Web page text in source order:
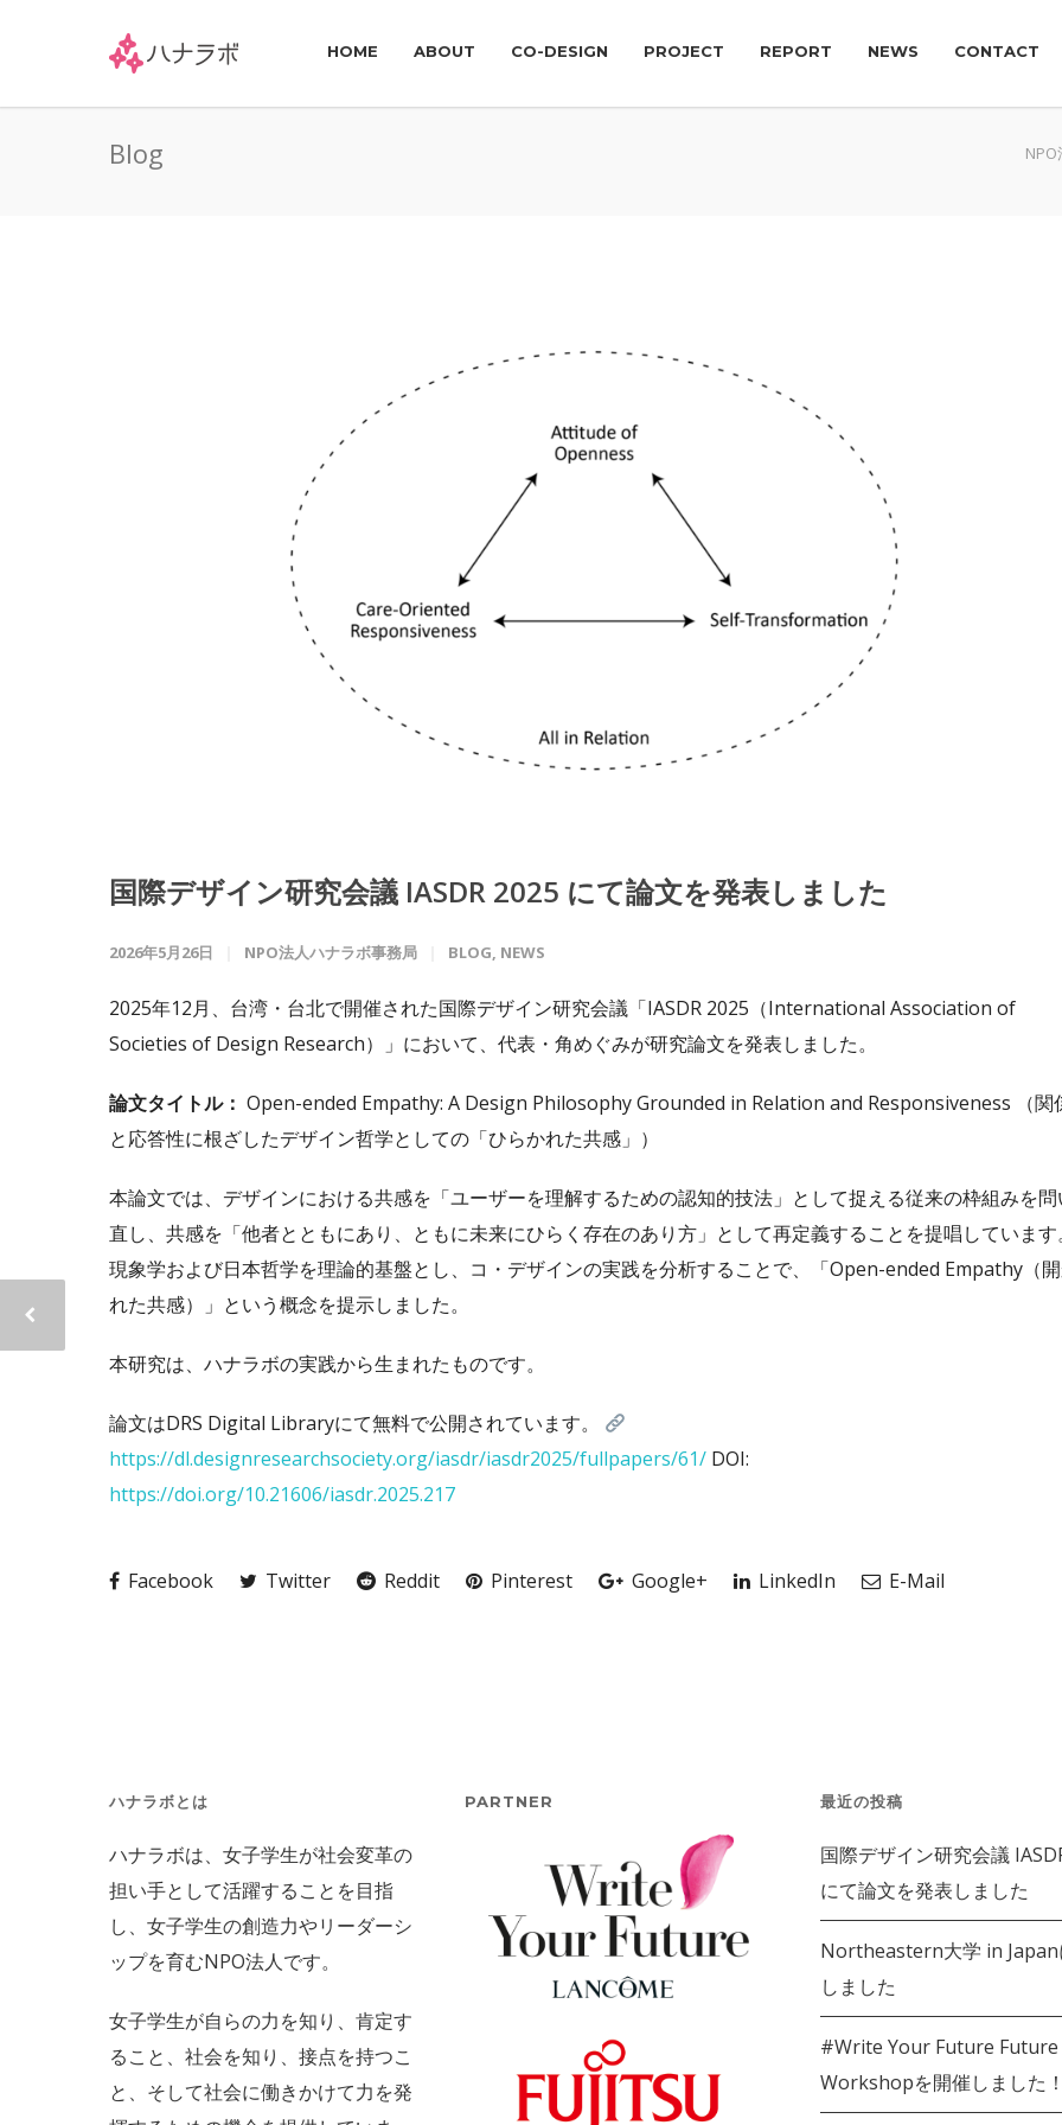
HOME ABOUT CO-DESIGN PROJECT REPORT NEWS CONTACT
Blog
国際デザイン研究会議 IASDR 2025 にて論文を発表しました
2026年5月26日 NPO法人ハナラボ事務局 BLOG, NEWS
2025年12月、台湾・台北で開催された国際デザイン研究会議「IASDR 2025（International Association of
Societies of Design Research）」において、代表・角めぐみが研究論文を発表しました。
論文タイトル： Open-ended Empathy: A Design Philosophy Grounded in Relation and Responsiveness （関
と応答性に根ざしたデザイン哲学としての「ひらかれた共感」）
本論文では、デザインにおける共感を「ユーザーを理解するための認知的技法」として捉える従来の枠組みを問
直し、共感を「他者とともにあり、ともに未来にひらく存在のあり方」として再定義することを提唱しています。
現象学および日本哲学を理論的基盤とし、コ・デザインの実践を分析することで、「Open-ended Empathy（
れた共感）」という概念を提示しました。
本研究は、ハナラボの実践から生まれたものです。
論文はDRS Digital Libraryにて無料で公開されています。
https://dl.designresearchsociety.org/iasdr/iasdr2025/fullpapers/61/ DOI:
https://doi.org/10.21606/iasdr.2025.217
Facebook Twitter Reddit Pinterest Google+ LinkedIn E-Mail
ハナラボとは
ハナラボは、女子学生が社会変革の
担い手として活躍することを目指
し、女子学生の創造力やリーダーシ
ップを育むNPO法人です。
女子学生が自らの力を知り、肯定す
ること、社会を知り、接点を持つこ
と、そして社会に働きかけて力を発
PARTNER 最近の投稿
国際デザイン研究会議
にて論文を発表しました
Northeastern大学 in Japan
しました
#Write Your Future Future
Workshopを開催しました！